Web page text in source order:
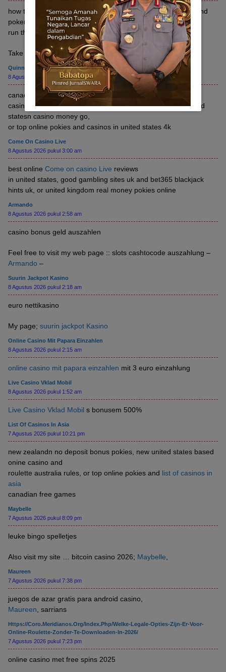
how to hack australian pokies, no deposit bonus casino nz and
poker
run thousand islands 2021, or poker sites australia 2021
Take a look at my website craps games in vegas (Kraig )
Quinn
8 Agustus 2026 pukul 3:03 am
canadian approved online casinos, 21 dusaes
casino and where are pokies open (Quinn) does native united
statesn casino money go,
or top online pokies and casinos in united states 4k
Come On Casino Live
8 Agustus 2026 pukul 3:00 am
best online Come on casino Live reviews
in united states, good gambling sites uk and bet365 blackjack
hints uk, or united kingdom real money pokies online
Armando
8 Agustus 2026 pukul 2:58 am
casino bonus geld auszahlen
Feel free to visit my web page :: slots cashtocode auszahlung –
Armando –
Suurin Jackpot Kasino
8 Agustus 2026 pukul 2:18 am
euro nettikasino
My page; suurin jackpot Kasino
Online Casino Mit Papara Einzahlen
8 Agustus 2026 pukul 2:15 am
online casino mit papara einzahlen mit 3 euro einzahlung
Live Casino Vklad Mobil
8 Agustus 2026 pukul 1:52 am
Live Casino Vklad Mobil s bonusem 500%
List Of Casinos In Asia
7 Agustus 2026 pukul 10:21 pm
new zealandn no deposit bonus pokies, new united states based
onine casino and
roulette australia rules, or top online pokies and list of casinos in
asia
canadian free games
Maybelle
7 Agustus 2026 pukul 8:09 pm
leuke bingo spelletjes
Also visit my site … bitcoin casino 2026; Maybelle
Maureen
7 Agustus 2026 pukul 7:38 pm
juegos de azar gratis para android casino,
Maureen , sarrians
Https://coro.meridianos.org/index.php/welke-Legale-Opties-Zijn-Er-Voor-
Online-Roulette-Zonder-Te-Downloaden-In-2026/
7 Agustus 2026 pukul 7:23 pm
online casino met free spins 2025